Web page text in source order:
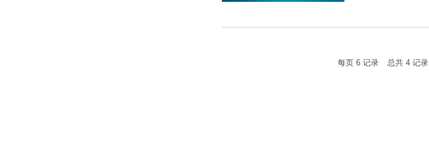
每页 6 记录 总共 4 记录